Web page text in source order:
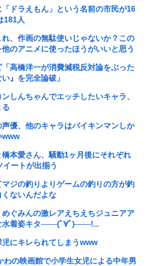
ドラえもん」という名前の市民が16
181人
れ、作画の無駄使いじゃないか？この
のアニメに使ったほうがいいと思う
高橋洋一が消費減税反対論をぶった
』を完全論破」
ンしんちゃんでエッチしたいキャラ、
る
声優、他のキャラはバイキンマンしか
www
本愛さん、騒動1ヶ月後にそれぞれ
ートが出揃う
ジの釣りよりゲームの釣りの方が釣
ないんだよな
めぐみんの激レアえちえちジュニアア
水着姿キタ───(ﾟ∀ﾟ)───!...
にキレられてしまうwww
わの映画館で小学生女児による中年男